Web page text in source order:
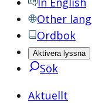
Other
Ordbok
Aktivera lyssna
Sök
Aktuellt